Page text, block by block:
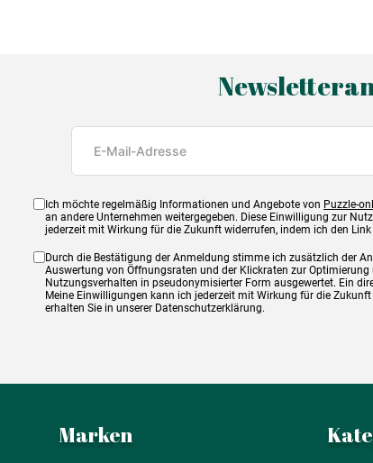
Ich möchte regelmäßig Informationen und Angebote von Puzzle-
an andere Unternehmen weitergegeben. Diese Einwilligung zur
jederzeit mit Wirkung für die Zukunft widerrufen, indem ich den
Durch die Bestätigung der Anmeldung stimme ich zusätzlich der
Auswertung von Öffnungsraten und der Klickraten zur
Nutzungsverhalten in pseudonymisierter Form ausgewertet. Ein
Meine Einwilligungen kann ich jederzeit mit Wirkung für die Zukunft
erhalten Sie in unserer Datenschutzerklärung.
Marken